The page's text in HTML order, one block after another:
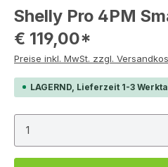
Durchschnittliche Bewertung
Shelly Pro 4PM
€ 119,00*
Preise inkl. MwSt. zzgl.
LAGERND, Lieferzeit 1-3
Produkt Anzahl: Gib